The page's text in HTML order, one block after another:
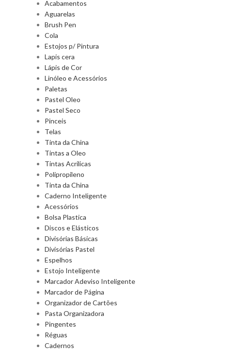
Acabamentos
Aguarelas
Brush Pen
Cola
Estojos p/ Pintura
Lapis cera
Lápis de Cor
Linóleo e Acessórios
Paletas
Pastel Oleo
Pastel Seco
Pinceis
Telas
Tinta da China
Tintas a Oleo
Tintas Acrilicas
Polipropileno
Tinta da China
Caderno Inteligente
Acessórios
Bolsa Plastica
Discos e Elásticos
Divisórias Básicas
Divisórias Pastel
Espelhos
Estojo Inteligente
Marcador Adeviso Inteligente
Marcador de Página
Organizador de Cartões
Pasta Organizadora
Pingentes
Réguas
Cadernos